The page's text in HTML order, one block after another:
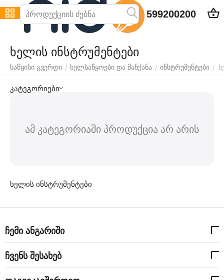
599200200
ხელის ინსტრუმენტები
საწყისი გვერდი / ხელსაწყოები და მანქანა / ინსტრუმენტები /
კატეგორიები
ხელის ინსტრუმენტები
ამ კატეგორიაში პროდუქცია არ არის
ჩემი ანგარიში
ჩვენს შესახებ